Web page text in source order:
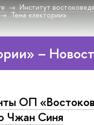
Институт
Тема «лектории»
–
ОП
Чжан Синя